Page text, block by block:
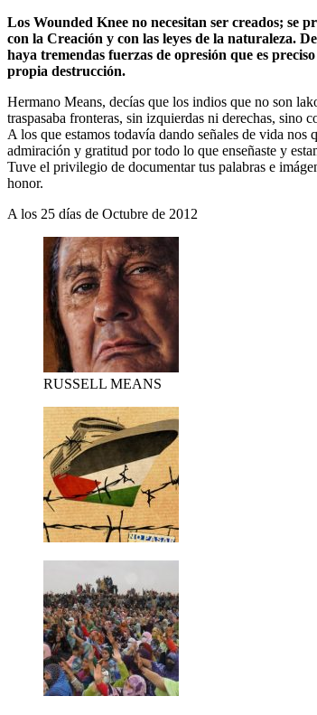
Los Wounded Knee no necesitan ser creados; se
con la Creación y con las leyes de la naturaleza.
haya tremendas fuerzas de opresión que es
propia destrucción.
Hermano Means, decías que los indios que no son
traspasaba fronteras, sin izquierdas ni derechas, sino
A los que estamos todavía dando señales de vida nos
admiración y gratitud por todo lo que enseñaste y
Tuve el privilegio de documentar tus palabras e
honor.
A los 25 días de Octubre de 2012
RUSSELL MEANS